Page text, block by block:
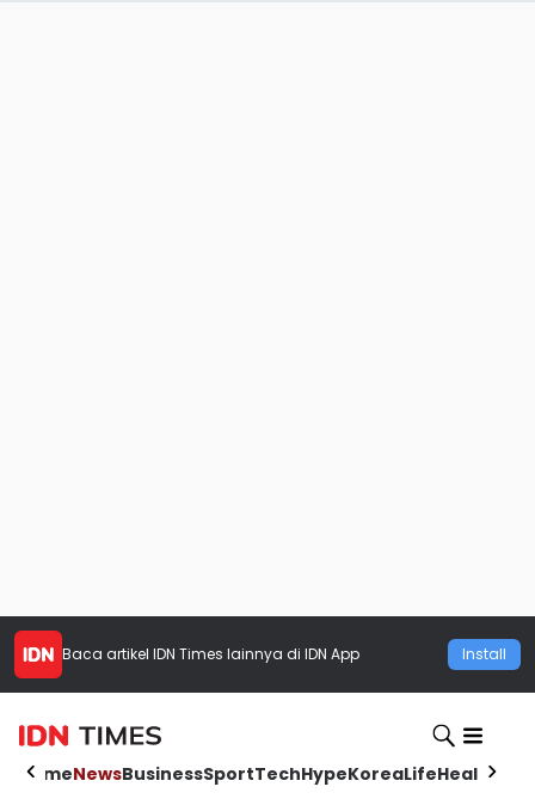
Baca artikel IDN Times lainnya di IDN App Install
HomeNewsBusinessSportTechHypeKoreaLifeHealth